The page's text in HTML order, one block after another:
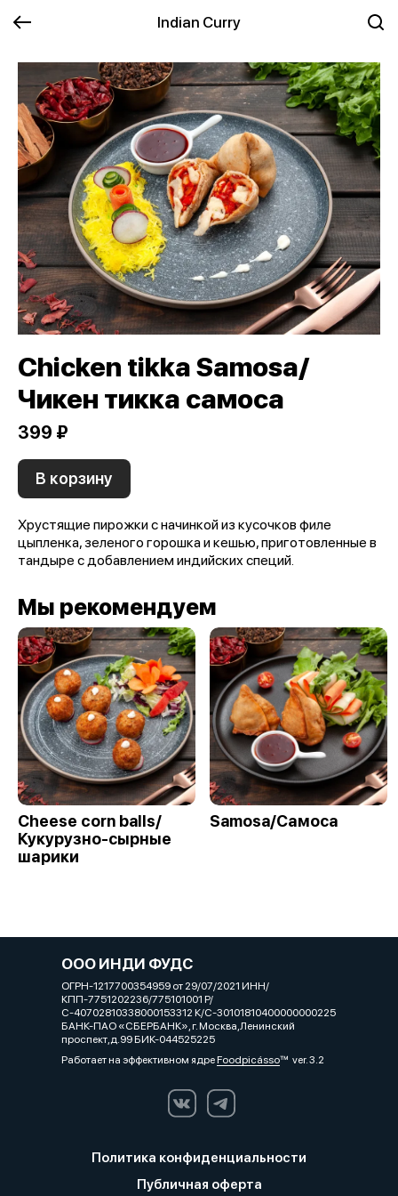
Indian Curry
Chicken tikka Samosa/
Чикен тикка самоса
399 ₽
В корзину
Хрустящие пирожки с начинкой из кусочков филе
цыпленка, зеленого горошка и кешью, приготовленные в
тандыре с добавлением индийских специй.
Мы рекомендуем
Cheese corn balls/
Кукурузно-сырные
шарики
Samosa/Самоса
ООО ИНДИ ФУДС
ОГРН-1217700354959 от 29/07/2021 ИНН/
КПП-7751202236/775101001 Р/
С-40702810338000153312 К/С-30101810400000000225
БАНК-ПАО «СБЕРБАНК», г. Москва,Ленинский
проспект,д.99 БИК-044525225
Работает на эффективном ядреFoodpicássover. 3.2
Политика конфиденциальности
Публичная оферта